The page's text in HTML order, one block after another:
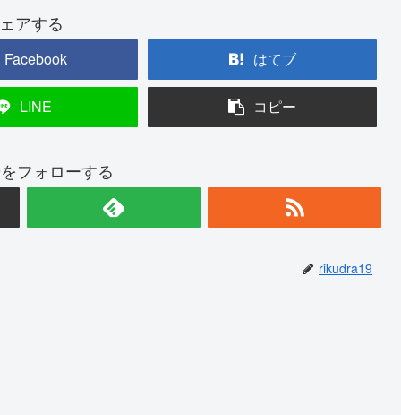
アする
Facebook はてブ
LINE コピー
フォローする
rikudra19